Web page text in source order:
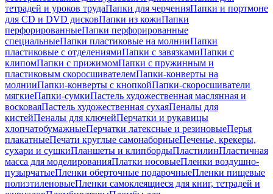
тетрадей и уроков трудаПапки для черченияПапки и портмоне
для CD и DVD дисковПапки из кожиПапки
перфорированныеПапки перфорированные
специальныеПапки пластиковые на молнииПапки
пластиковые с отделениямиПапки с завязкамиПапки с
клипомПапки с прижимомПапки с пружинным и
пластиковым скоросшивателемПапки-конверты на
молнииПапки-конверты с кнопкойПапки-скоросшиватели
мягкиеПапки-сумкиПастель художественная маслянная и
восковаяПастель художественная сухаяПеналы для
кистейПеналы для ключейПерчатки и рукавицы
хлопчатобумажныеПерчатки латексные и резиновыеПерья
плакатныеПечати круглые самонаборныеПеченье, крекеры,
сухари и сушкиПланшеты и клипбордыПластилинПластичная
масса для моделированияПлатки носовыеПленки воздушно-
пузырчатыеПленки оберточные подарочныеПленки пищевые
полиэтиленовыеПленки самоклеящиеся для книг, тетрадей и